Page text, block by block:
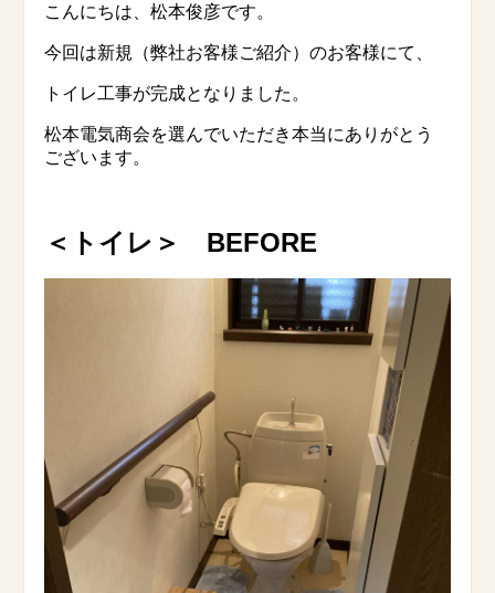
こんにちは、松本俊彦です。
今回は新規（弊社お客様ご紹介）のお客様にて、
トイレ工事が完成となりました。
松本電気商会を選んでいただき本当にありがとう
ございます。
＜トイレ＞ BEFORE